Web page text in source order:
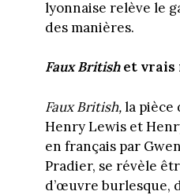
lyonnaise relève le
des manières.
Faux Britishet vrais
Faux British,la pièce
Henry Lewis et
en français par
Pradier, se révèle
d’œuvre burlesque,